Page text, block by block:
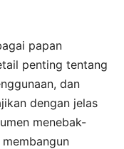
papan
penting tentang
dan
dengan jelas
menebak-